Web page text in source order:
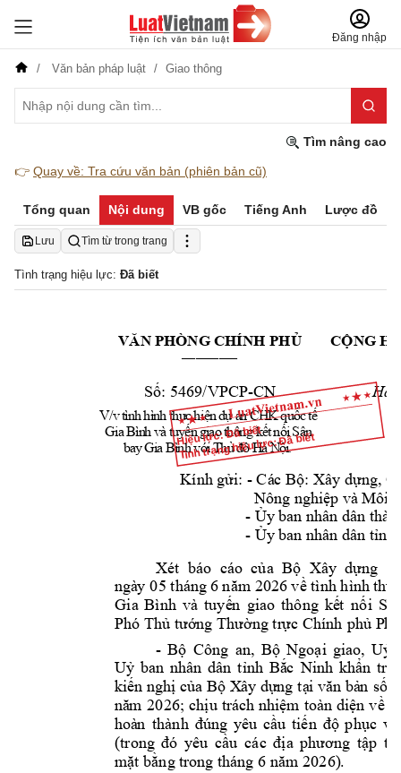
Đăng nhập
Văn bản pháp luật Giao thông
Tìm nâng cao
👉 Quay về: Tra cứu văn bản (phiên bản cũ)
Tổng quan Nội dung VB gốc Tiếng Anh Lược đồ
Lưu Tìm từ trong trang
Tình trạng hiệu lực: Đã biết
Hiệu lực: Đã biết
Tình trạng hiệu lực: Đã biết
VĂN PHÒNG CHÍNH PHỦ
Số: 5469/VPCP-CN
V/vtìnhhình thựchiệndự án CHK quốctế
Gia Bình và tuyếngiaothông kếtnối Sân
bay Gia Bìnhvới Thủđô Hà Nội.
CỘNG
Hà
Kính gửi: - Các Bộ: Xây dựng,
Nông nghiệp và Môi
- Ủy ban nhân dân
- Ủy ban nhân dân tỉnh
Xét báo cáo của Bộ Xây dựng
ngày 05 tháng 6 năm 2026 về tình hình thực
Gia Bình và tuyến giao thông kết nối
Phó Thủ tướng Thường trực Chính phủ P
- Bộ Công an, Bộ Ngoại giao, Uỷ
Uỷ ban nhân dân tỉnh Bắc Ninh khẩn tr
kiến nghị của Bộ Xây dựng tại văn bản số
năm 2026; chịu trách nhiệm toàn diện về
hoàn thành đúng yêu cầu tiến độ phục vụ
(trong đó yêu cầu các địa phương tập
mặt bằng trong tháng 6 năm 2026).